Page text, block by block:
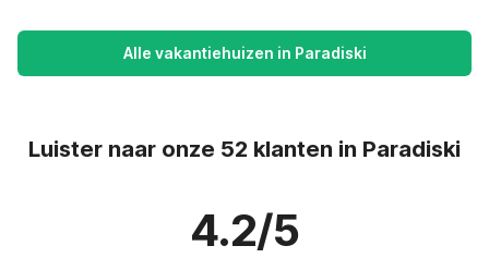
Alle vakantiehuizen in Paradiski
Luister naar onze 52 klanten in Paradiski
4.2/5